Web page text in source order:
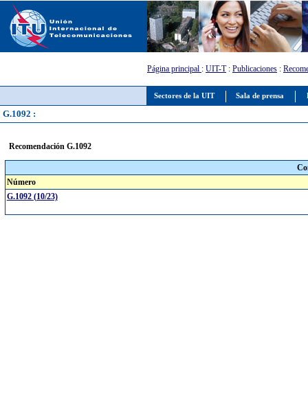
Sectores de la UIT Sala de prensa
Página principal : UIT-T: Publicaciones :
G.1092 :
Recomendación G.1092
Número
G.1092 (10/23)